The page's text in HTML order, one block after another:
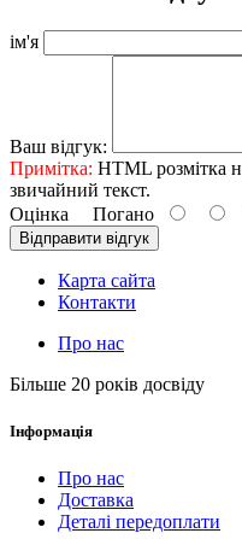
ім'я
Ваш відгук:
Примітка: HTML розмітка
звичайний текст.
Оцінка Погано
Відправити відгук
Карта сайта
Контакти
Про нас
Більше 20 років досвіду
Інформація
Про нас
Доставка
Деталі передоплати